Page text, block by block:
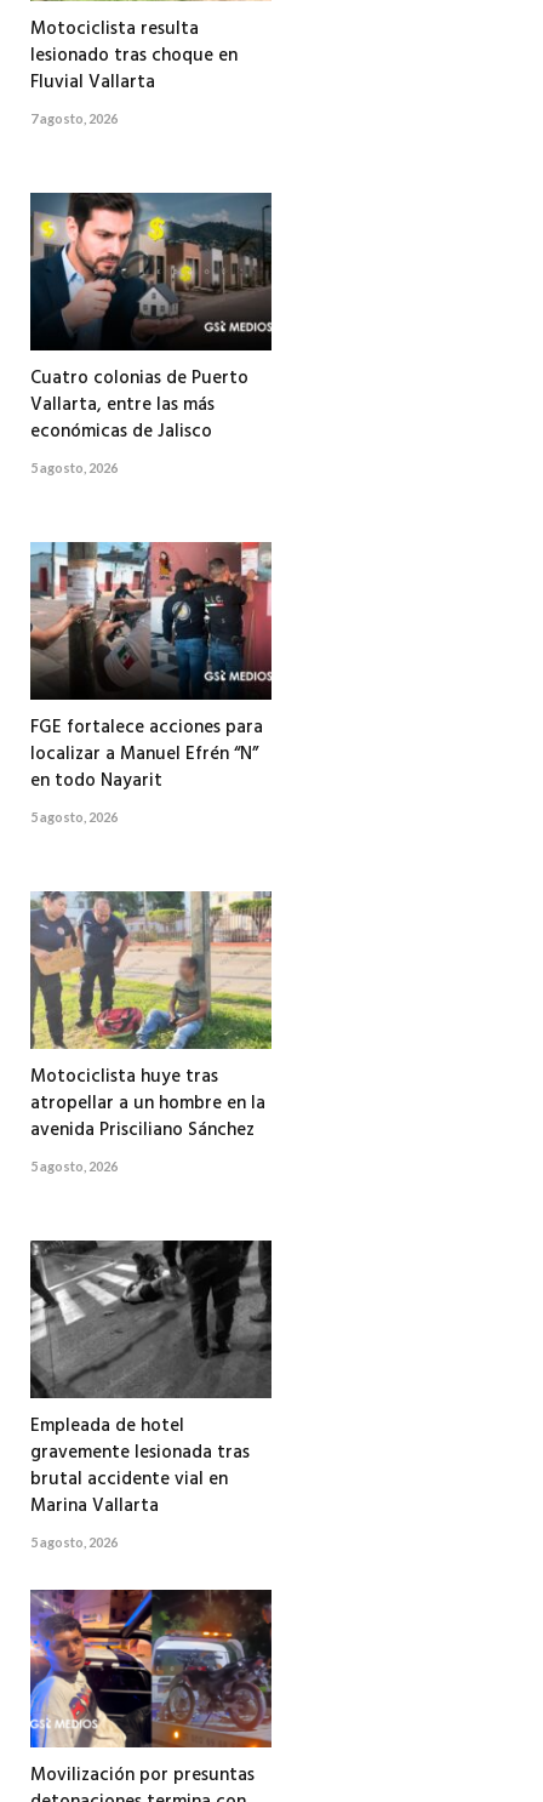
Motociclista resulta
lesionado tras choque en
Fluvial Vallarta
7 agosto, 2026
Cuatro colonias de Puerto
Vallarta, entre las más
económicas de Jalisco
5 agosto, 2026
FGE fortalece acciones para
localizar a Manuel Efrén “N”
en todo Nayarit
5 agosto, 2026
Motociclista huye tras
atropellar a un hombre en la
avenida Prisciliano Sánchez
5 agosto, 2026
Empleada de hotel
gravemente lesionada tras
brutal accidente vial en
Marina Vallarta
5 agosto, 2026
Movilización por presuntas